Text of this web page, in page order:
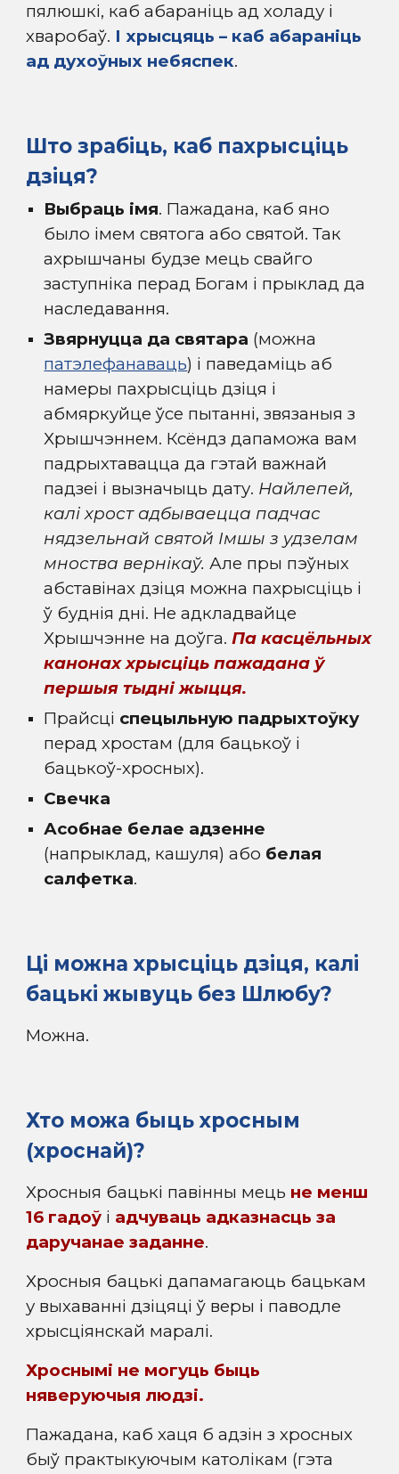
пялюшкі, каб абараніць ад холаду і
хваробаў. І хрысцяць – каб абараніць
ад духоўных небяспек.
Што зрабіць, каб пахрысціць
дзіця?
Выбраць імя. Пажадана, каб яно
было імем святога або святой. Так
ахрышчаны будзе мець свайго
заступніка перад Богам і прыклад да
наследавання.
Звярнуцца да святара (можна
патэлефанаваць) і паведаміць аб
намеры пахрысціць дзіця і
абмяркуйце ўсе пытанні, звязаныя з
Хрышчэннем. Ксёндз дапаможа вам
падрыхтавацца да гэтай важнай
падзеі і вызначыць дату. Найлепей,
калі хрост адбываецца падчас
нядзельнай святой Імшы з удзелам
мноства вернікаў. Але пры пэўных
абставінах дзіця можна пахрысціць і
ў буднія дні. Не адкладвайце
Хрышчэнне на доўга.Па касцёльных
канонах хрысціць пажадана ў
першыя тыдні жыцця.
Прайсці спецыльную падрыхтоўку
перад хростам (для бацькоў і
бацькоў-хросных).
Свечка
Асобнае белае адзенне
(напрыклад, кашуля) або белая
салфетка.
Ці можна хрысціць дзіця, калі
бацькі жывуць без Шлюбу?
Можна.
Хто можа быць хросным
(хроснай)?
Хросныя бацькі павінны мець не менш
16 гадоў і адчуваць адказнасць за
даручанае заданне.
Хросныя бацькі дапамагаюць бацькам
у выхаванні дзіцяці ў веры і паводле
хрысціянскай маралі.
Хроснымі не могуць быць
няверуючыя людзі.
Пажадана, каб хаця б адзін з хросных
быў практыкуючым католікам (гэта